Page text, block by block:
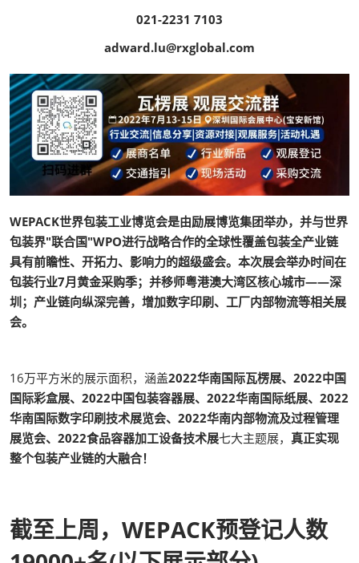
021-2231 7103
adward.lu@rxglobal.com
WEPACK世界包装工业博览会是由励展博览集团举办，并与世界
包装界"联合国"WPO进行战略合作的全球性覆盖包装全产业链
具有前瞻性、开拓力、影响力的超级盛会。本次展会举办时间在
包装行业7月黄金采购季；并移师粤港澳大湾区核心城市——深
圳；产业链向纵深完善，增加数字印刷、工厂内部物流等相关展
会。
16万平方米的展示面积，涵盖2022华南国际瓦楞展、2022中国
国际彩盒展、2022中国包装容器展、2022华南国际纸展、2022
华南国际数字印刷技术展览会、2022华南内部物流及过程管理
展览会、2022食品容器加工设备技术展七大主题展， 真正实现
整个包装产业链的大融合！
截至上周，WEPACK预登记人数